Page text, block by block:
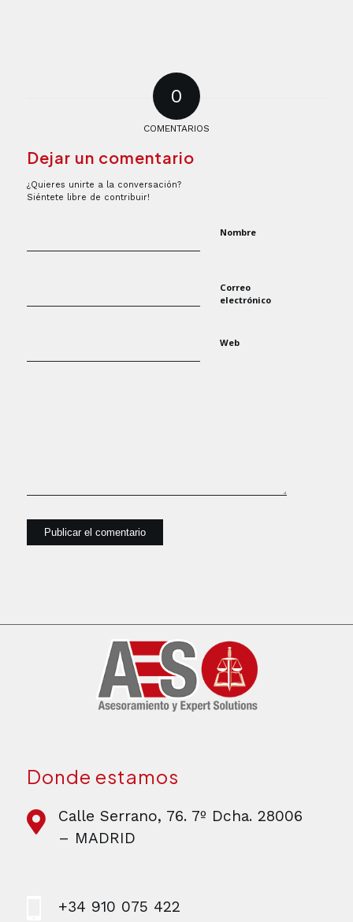
0
COMENTARIOS
Dejar un comentario
¿Quieres unirte a la conversación?
Siéntete libre de contribuir!
Nombre
Correo
electrónico
Web
Donde estamos
Calle Serrano, 76. 7º Dcha. 28006
– MADRID
+34 910 075 422